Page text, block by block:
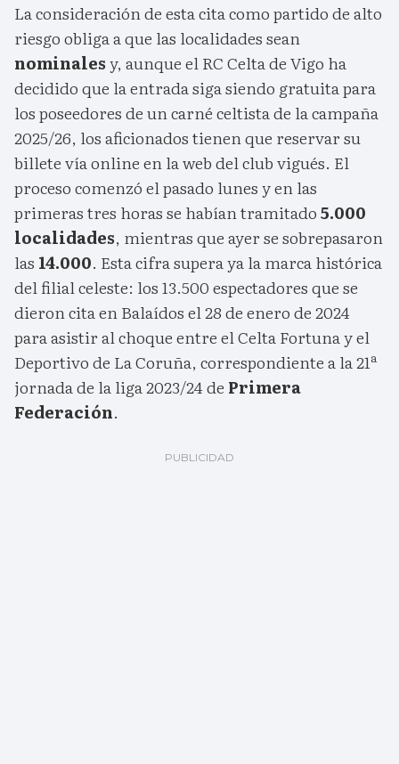
La consideración de esta cita como partido de alto
riesgo obliga a que las localidades sean
nominalesy, aunque el RC Celta de Vigo ha
decidido que la entrada siga siendo gratuita para
los poseedores de un carné celtista de la campaña
2025/26, los aficionados tienen que reservar su
billete vía online en la web del club vigués. El
proceso comenzó el pasado lunes y en las
primeras tres horas se habían tramitado5.000
localidades, mientras que ayer se sobrepasaron
las 14.000. Esta cifra supera ya la marca histórica
del filial celeste: los 13.500 espectadores que se
dieron cita en Balaídos el 28 de enero de 2024
para asistir al choque entre el Celta Fortuna y el
Deportivo de La Coruña, correspondiente a la 21ª
jornada de la liga 2023/24 de Primera
Federación.